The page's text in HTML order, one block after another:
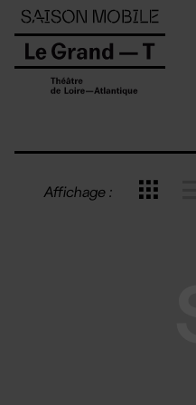
Affichage :
Panneau de gestion des